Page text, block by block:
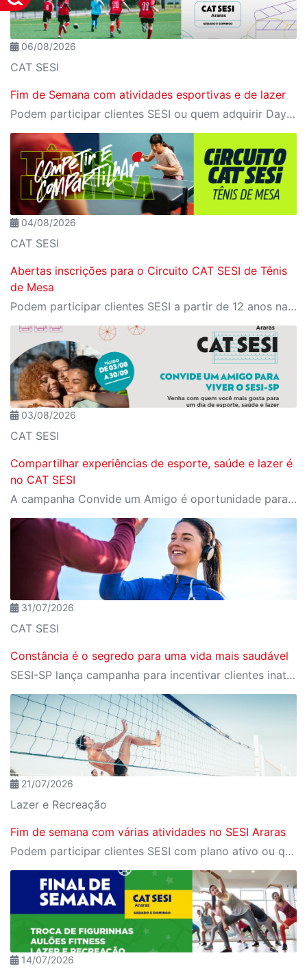
06/08/2026
CAT SESI
Fim de Semana com atividades esportivas e de lazer
Podem participar clientes SESI ou quem adquirir Day Use
04/08/2026
CAT SESI
Abertas inscrições para o Circuito CAT SESI de Tênis
de Mesa
Podem participar clientes SESI a partir de 12 anos nas categorias Iniciante e Intermediária
03/08/2026
CAT SESI
Compartilhar experiências de esporte, saúde e lazer é
no CAT SESI
A campanha Convide um Amigo é oportunidade para reunir amigos para aproveitar juntos toda estrutura da unidade SESI-SP mais próxima. Os benefícios para clientes e convidados estão no regulamento
31/07/2026
CAT SESI
Constância é o segredo para uma vida mais saudável
SESI-SP lança campanha para incentivar clientes inativos a retomarem a prática de atividades físicas, esporte e lazer com benefícios exclusivos
21/07/2026
Lazer e Recreação
Fim de semana com várias atividades no SESI Araras
Podem participar clientes SESI com plano ativo ou quem adquire Day Use
14/07/2026